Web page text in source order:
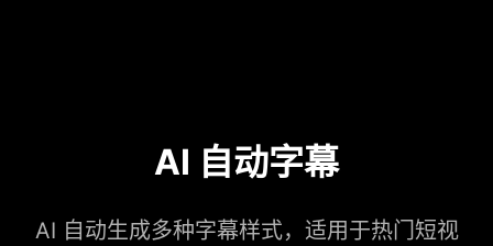
AI 自动字幕
AI 自动生成多种字幕样式，适用于热门短视